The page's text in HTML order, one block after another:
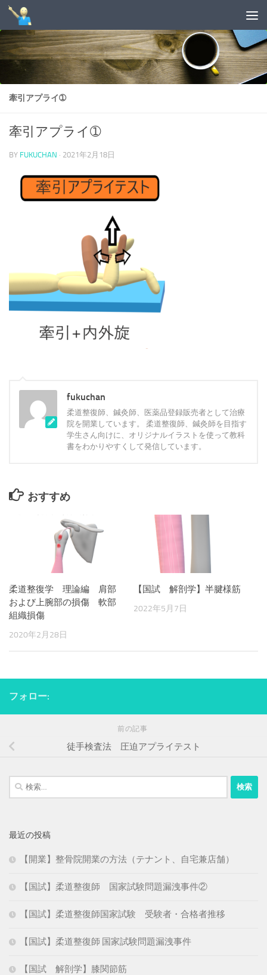
コンテンツへスキップ
牽引アプライ➀
牽引アプライ➀
BY FUKUCHAN · 2021年2月18日
fukuchan
柔道整復師、鍼灸師、医薬品登録販売者として治療
院を開業しています。 柔道整復師、鍼灸師を目指す
学生さん向けに、オリジナルイラストを使って教科
書をわかりやすくして発信しています。
おすすめ
柔道整復学 理論編 肩部
および上腕部の損傷 軟部
組織損傷
2020年2月28日
【国試 解剖学】半腱様筋
2022年5月7日
フォロー:
前の記事
徒手検査法 圧迫アプライテスト
検
索:
最近の投稿
【開業】整骨院開業の方法（テナント、自宅兼店舗）
【国試】柔道整復師 国家試験問題漏洩事件②
【国試】柔道整復師国家試験 受験者・合格者推移
【国試】柔道整復師 国家試験問題漏洩事件
【国試 解剖学】膝関節筋